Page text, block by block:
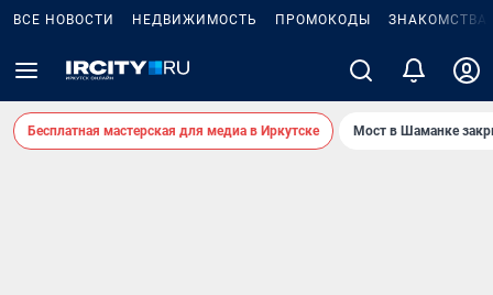
ВСЕ НОВОСТИ НЕДВИЖИМОСТЬ ПРОМОКОДЫ ЗНАКОМСТВА
Бесплатная мастерская для медиа в Иркутске Мост в Шаманке